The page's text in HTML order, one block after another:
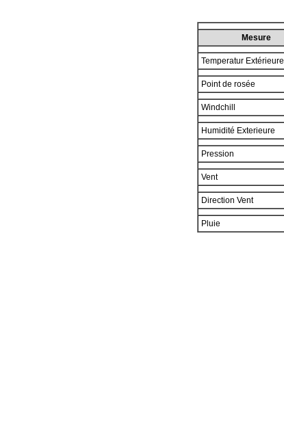
Mesure
Temperatur Extérieure
Point de rosée
Windchill
Humidité Exterieure
Pression
Vent
Direction Vent
Pluie